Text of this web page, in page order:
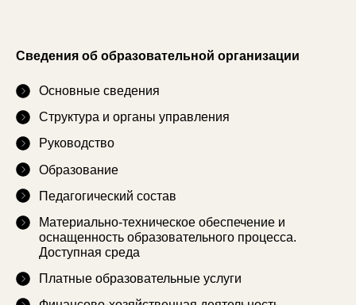
Сведения об образовательной организации
Основные сведения
Структура и органы управления
Руководство
Образование
Педагогический состав
Материально-техническое обеспечение и
оснащенность образовательного процесса.
Доступная среда
Платные образовательные услуги